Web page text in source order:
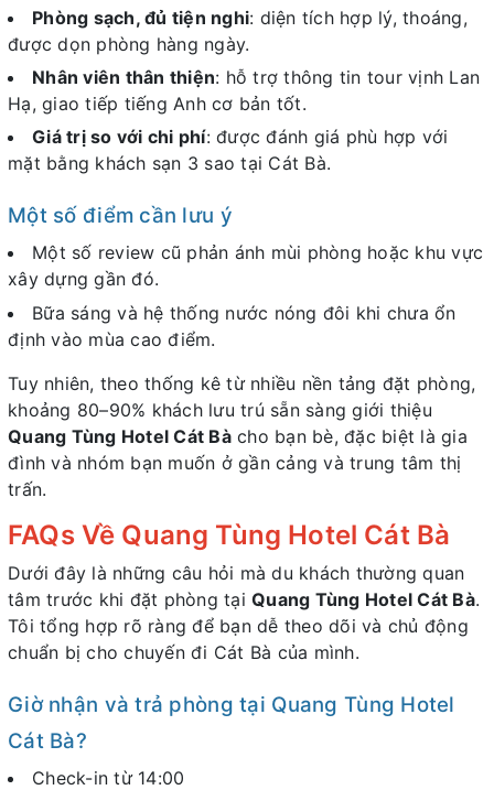
Phòng sạch, đủ tiện nghi: diện tích hợp lý, thoáng,
được dọn phòng hàng ngày.
Nhân viên thân thiện: hỗ trợ thông tin tour vịnh Lan
Hạ, giao tiếp tiếng Anh cơ bản tốt.
Giá trị so với chi phí: được đánh giá phù hợp với
mặt bằng khách sạn 3 sao tại Cát Bà.
Một số điểm cần lưu ý
Một số review cũ phản ánh mùi phòng hoặc khu vực
xây dựng gần đó.
Bữa sáng và hệ thống nước nóng đôi khi chưa ổn
định vào mùa cao điểm.
Tuy nhiên, theo thống kê từ nhiều nền tảng đặt phòng,
khoảng 80–90% khách lưu trú sẵn sàng giới thiệu
Quang Tùng Hotel Cát Bàcho bạn bè, đặc biệt là gia
đình và nhóm bạn muốn ở gần cảng và trung tâm thị
trấn.
FAQs Về Quang Tùng Hotel Cát Bà
Dưới đây là những câu hỏi mà du khách thường quan
tâm trước khi đặt phòng tại Quang Tùng Hotel Cát Bà.
Tôi tổng hợp rõ ràng để bạn dễ theo dõi và chủ động
chuẩn bị cho chuyến đi Cát Bà của mình.
Giờ nhận và trả phòng tại Quang Tùng Hotel
Cát Bà?
Check-in từ 14:00